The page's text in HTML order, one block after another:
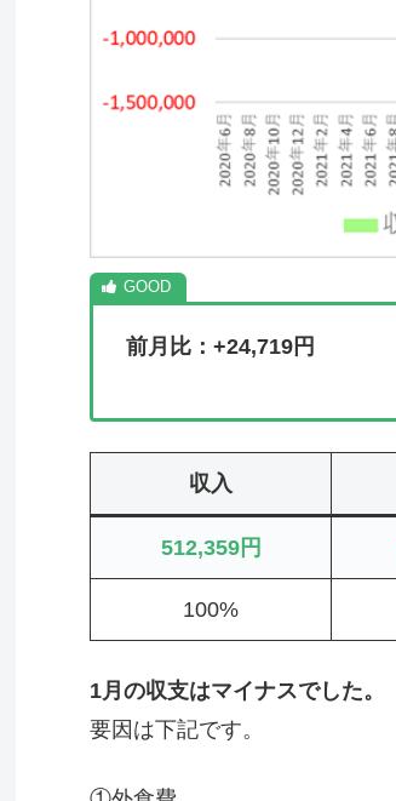
前月比：+24,719円
収入
512,359円
100%
1月の収支はマイナスでした。
要因は下記です。